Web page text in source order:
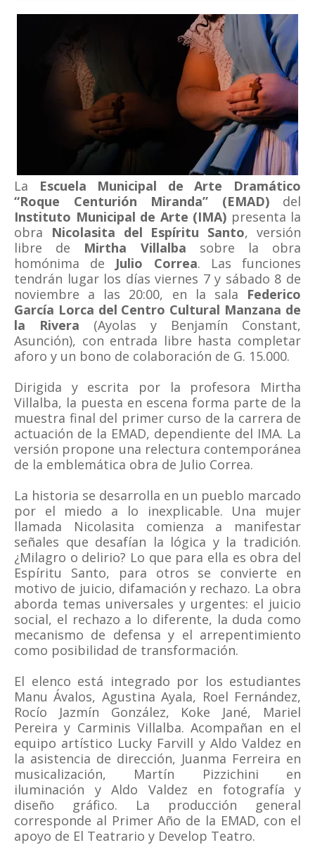
La Escuela Municipal de Arte Dramático
“Roque Centurión Miranda” (EMAD)del
Instituto Municipal de Arte (IMA) presenta la
obra Nicolasita del Espíritu Santo, versión
libre de Mirtha Villalba sobre la obra
homónima de Julio Correa. Las funciones
tendrán lugar los días viernes 7 y sábado 8 de
noviembre a las 20:00, en la sala Federico
García Lorca del Centro Cultural Manzana de
la Rivera (Ayolas y Benjamín Constant,
Asunción), con entrada libre hasta completar
aforo y un bono de colaboración de G. 15.000.
Dirigida y escrita por la profesora Mirtha
Villalba, la puesta en escena forma parte de la
muestra final del primer curso de la carrera de
actuación de la EMAD, dependiente del IMA. La
versión propone una relectura contemporánea
de la emblemática obra de Julio Correa.
La historia se desarrolla en un pueblo marcado
por el miedo a lo inexplicable. Una mujer
llamada Nicolasita comienza a manifestar
señales que desafían la lógica y la tradición.
¿Milagro o delirio? Lo que para ella es obra del
Espíritu Santo, para otros se convierte en
motivo de juicio, difamación y rechazo. La obra
aborda temas universales y urgentes: el juicio
social, el rechazo a lo diferente, la duda como
mecanismo de defensa y el arrepentimiento
como posibilidad de transformación.
El elenco está integrado por los estudiantes
Manu Ávalos, Agustina Ayala, Roel Fernández,
Rocío Jazmín González, Koke Jané, Mariel
Pereira y Carminis Villalba. Acompañan en el
equipo artístico Lucky Farvill y Aldo Valdez en
la asistencia de dirección, Juanma Ferreira en
musicalización, Martín Pizzichini en
iluminación y Aldo Valdez en fotografía y
diseño gráfico. La producción general
corresponde al Primer Año de la EMAD, con el
apoyo de El Teatrario y Develop Teatro.